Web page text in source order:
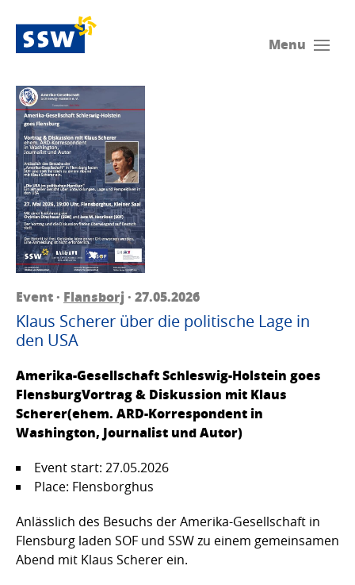
Menu
Event · Flansborj· 27.05.2026
Klaus Scherer über die politische Lage in
den USA
Amerika-Gesellschaft Schleswig-Holstein goes
FlensburgVortrag & Diskussion mit Klaus
Scherer(ehem. ARD-Korrespondent in
Washington, Journalist und Autor)
Event start: 27.05.2026
Place: Flensborghus
Anlässlich des Besuchs der Amerika-Gesellschaft in
Flensburg laden SOF und SSW zu einem gemeinsamen
Abend mit Klaus Scherer ein.